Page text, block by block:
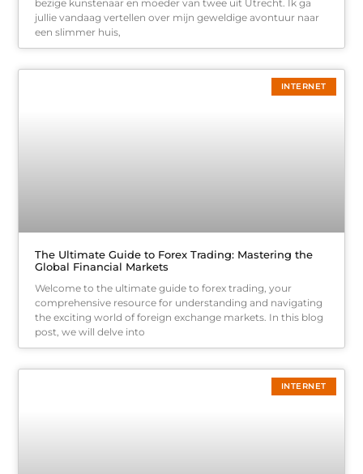
bezige kunstenaar en moeder van twee uit Utrecht. Ik ga
jullie vandaag vertellen over mijn geweldige avontuur naar
een slimmer huis,
INTERNET
The Ultimate Guide to Forex Trading: Mastering the
Global Financial Markets
Welcome to the ultimate guide to forex trading, your
comprehensive resource for understanding and navigating
the exciting world of foreign exchange markets. In this blog
post, we will delve into
INTERNET